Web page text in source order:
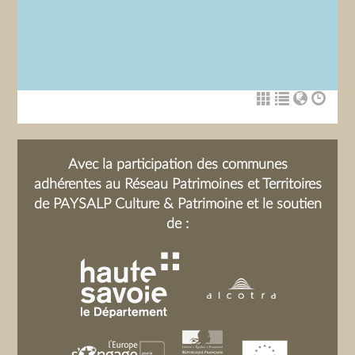
Avec la participation des communes
adhérentes au Réseau Patrimoines et Territoires
de PAYSALP Culture & Patrimoine et le soutien
de :